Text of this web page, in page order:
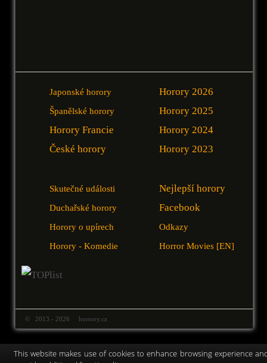
Japonské horory
Španělské horory
Horory Francie
České horory
Horory 2026
Horory 2025
Horory 2024
Horory 2023
Skutečné události
Duchařské horory
Horory o upírech
Horory - Komedie
Nejlepší horory
Facebook
Odkazy
Horror Movies [EN]
© 2013 - 2026 horrory.cz
This website makes use of cookies to enhance browsing experience